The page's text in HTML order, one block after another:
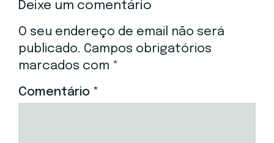
Deixe um comentário
O seu endereço de email não será
publicado. Campos obrigatórios
marcados com *
Comentário *